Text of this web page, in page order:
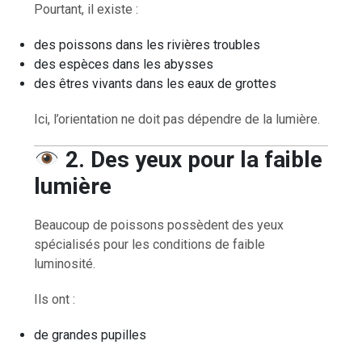
Pourtant, il existe :
des poissons dans les rivières troubles
des espèces dans les abysses
des êtres vivants dans les eaux de grottes
Ici, l’orientation ne doit pas dépendre de la lumière.
2. Des yeux pour la faible
lumière
Beaucoup de poissons possèdent des yeux
spécialisés pour les conditions de faible
luminosité.
Ils ont :
de grandes pupilles